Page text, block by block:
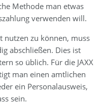
Methode man etwas
verwenden will.
nutzen zu können, muss
abschließen. Dies ist
so üblich. Für die JAXX
man einen amtlichen
ein Personalausweis,
sein.